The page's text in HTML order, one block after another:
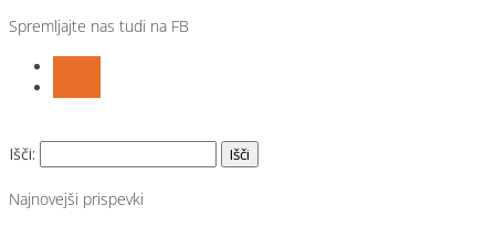
Spremljajte nas tudi na FB
Išči:
Najnovejši prispevki